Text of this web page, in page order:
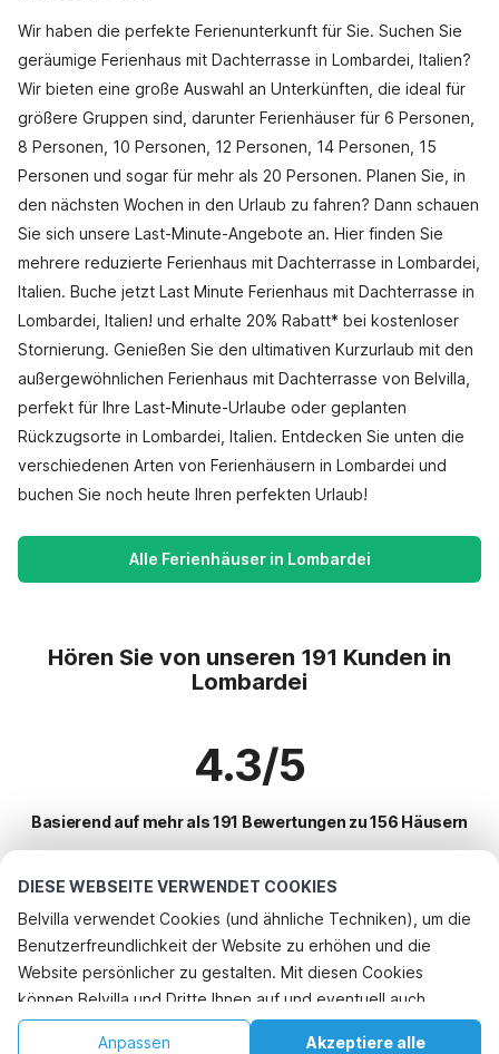
DIESE WEBSEITE VERWENDET COOKIES
Belvilla verwendet Cookies (und ähnliche Techniken), um die
Benutzerfreundlichkeit der Website zu erhöhen und die
Website persönlicher zu gestalten. Mit diesen Cookies
können Belvilla und Dritte Ihnen auf und eventuell auch
außerhalb unserer Website folgen, um Werbung Ihren
Akzeptiere alle
Anpassen
Wir haben die perfekte Ferienunterkunft für Sie. Suchen Sie
geräumige Ferienhaus mit Dachterrasse in Lombardei, Italien?
Wir bieten eine große Auswahl an Unterkünften, die ideal für
größere Gruppen sind, darunter Ferienhäuser für 6 Personen,
8 Personen, 10 Personen, 12 Personen, 14 Personen, 15
Personen und sogar für mehr als 20 Personen. Planen Sie, in
den nächsten Wochen in den Urlaub zu fahren? Dann schauen
Sie sich unsere Last-Minute-Angebote an. Hier finden Sie
mehrere reduzierte Ferienhaus mit Dachterrasse in Lombardei,
Italien. Buche jetzt Last Minute Ferienhaus mit Dachterrasse in
Lombardei, Italien! und erhalte 20% Rabatt* bei kostenloser
Stornierung. Genießen Sie den ultimativen Kurzurlaub mit den
außergewöhnlichen Ferienhaus mit Dachterrasse von Belvilla,
perfekt für Ihre Last-Minute-Urlaube oder geplanten
Rückzugsorte in Lombardei, Italien. Entdecken Sie unten die
verschiedenen Arten von Ferienhäusern in Lombardei und
buchen Sie noch heute Ihren perfekten Urlaub!
Alle Ferienhäuser in Lombardei
Hören Sie von unseren 191 Kunden in
Lombardei
4.3/5
Basierend auf mehr als 191 Bewertungen zu 156 Häusern
Beliebteste Reiseziele für Urlaub
Beliebte Ausstattungen für Urlaub in Lombardei
Ferienhaus am See
Urlaub mit Hund - Haustierfreundliche Ferienunterkünfte
Top-Regionen mit Top-Annehmlichkeiten für den Urlaub
Urlaub mit Hund - Haustierfreundliche Ferienunterkünfte norditalien
Top-Städte mit Top-Annehmlichkeiten für den Urlaub
Telefonisch buchen